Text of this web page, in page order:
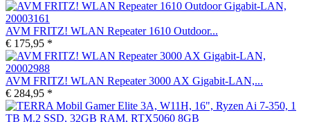
AVM FRITZ! WLAN Repeater 1610 Outdoor...
€ 175,95 *
AVM FRITZ! WLAN Repeater 3000 AX Gigabit-LAN,...
€ 284,95 *